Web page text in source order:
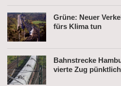
Grüne: Neuer
fürs Klima tun
Bahnstrecke
vierte Zug pünktlich